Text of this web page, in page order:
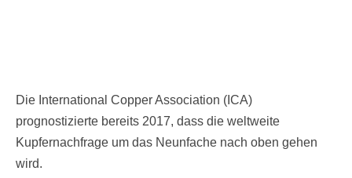
Die International Copper Association (ICA)
prognostizierte bereits 2017, dass die weltweite
Kupfernachfrage um das Neunfache nach oben gehen
wird.